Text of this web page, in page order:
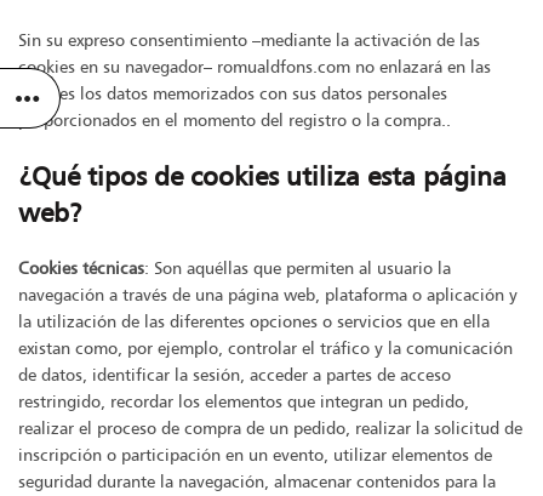
Sin su expreso consentimiento –mediante la activación de las
cookies en su navegador– romualdfons.com no enlazará en las
cookies los datos memorizados con sus datos personales
proporcionados en el momento del registro o la compra..
¿Qué tipos de cookies utiliza esta página
web?
Cookies técnicas: Son aquéllas que permiten al usuario la
navegación a través de una página web, plataforma o aplicación y
la utilización de las diferentes opciones o servicios que en ella
existan como, por ejemplo, controlar el tráfico y la comunicación
de datos, identificar la sesión, acceder a partes de acceso
restringido, recordar los elementos que integran un pedido,
realizar el proceso de compra de un pedido, realizar la solicitud de
inscripción o participación en un evento, utilizar elementos de
seguridad durante la navegación, almacenar contenidos para la